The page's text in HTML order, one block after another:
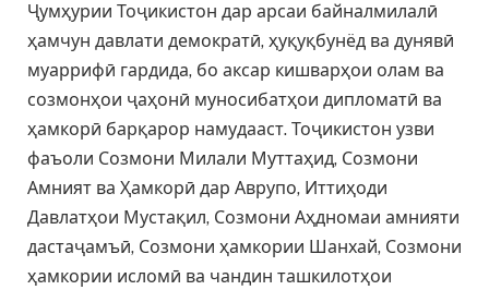
Ҷумҳурии Тоҷикистон дар арсаи байналмилалӣ
ҳамчун давлати демократӣ, ҳуқуқбунёд ва дунявӣ
муаррифӣ гардида, бо аксар кишварҳои олам ва
созмонҳои ҷаҳонӣ муносибатҳои дипломатӣ ва
ҳамкорӣ барқарор намудааст. Тоҷикистон узви
фаъоли Созмони Милали Муттаҳид, Созмони
Амният ва Ҳамкорӣ дар Аврупо, Иттиҳоди
Давлатҳои Мустақил, Созмони Аҳдномаи амнияти
дастаҷамъӣ, Созмони ҳамкории Шанхай, Созмони
ҳамкории исломӣ ва чандин ташкилотҳои